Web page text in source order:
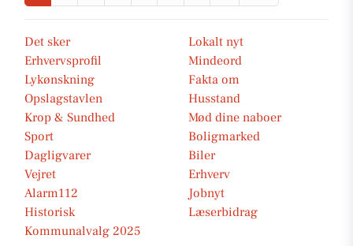
Det sker
Lokalt nyt
Erhvervsprofil
Mindeord
Lykønskning
Fakta om
Opslagstavlen
Husstand
Krop & Sundhed
Mød dine naboer
Sport
Boligmarked
Dagligvarer
Biler
Vejret
Erhverv
Alarm112
Jobnyt
Historisk
Læserbidrag
Kommunalvalg 2025